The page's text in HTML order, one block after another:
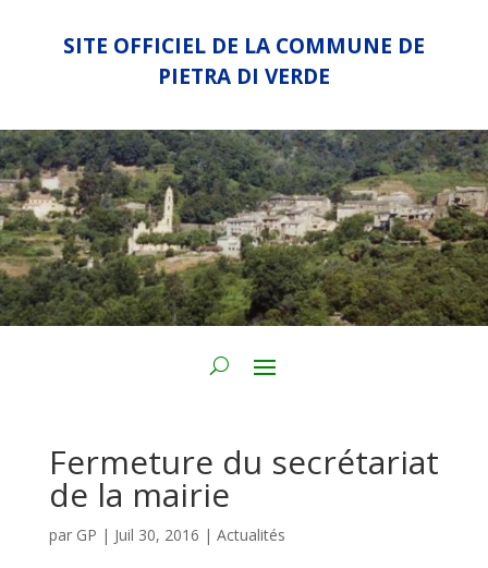
SITE OFFICIEL DE LA COMMUNE DE
PIETRA DI VERDE
Fermeture du secrétariat
de la mairie
par GP | Juil 30, 2016 | Actualités